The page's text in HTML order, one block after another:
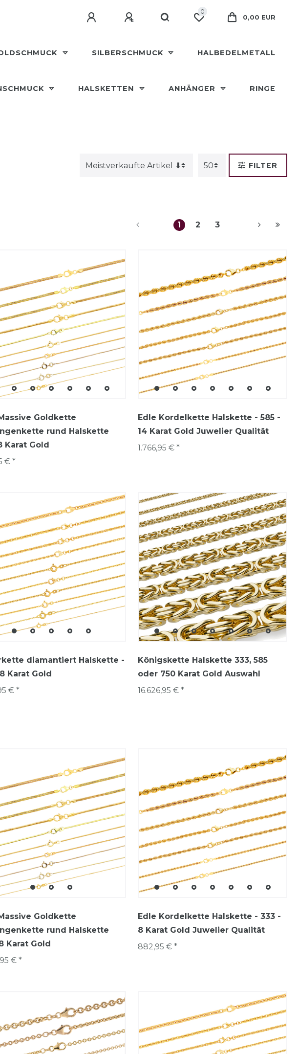
0
0,00 EUR
SILBERSCHMUCK HALBEDELMETALL
HALSKETTEN ANHÄNGER RINGE
FILTER
1 2 3
Goldkette
rund Halskette
Karat Gold
€ *
Edle Kordelkette Halskette - 585 -
14 Karat Gold Juwelier Qualität
1.766,95 € *
diamantiert Halskette -
Karat Gold
€ *
Königskette Halskette 333, 585
oder 750 Karat Gold Auswahl
16.626,95 € *
Goldkette
rund Halskette
Karat Gold
€ *
Edle Kordelkette Halskette - 333 -
8 Karat Gold Juwelier Qualität
882,95 € *